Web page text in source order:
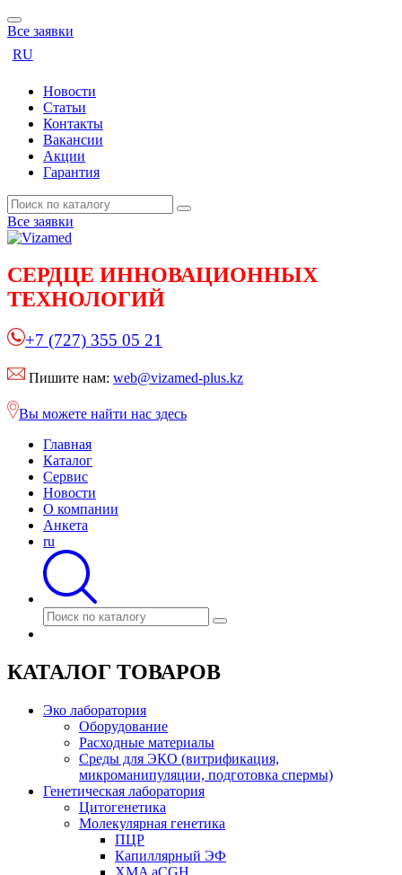
Все заявки
RU
Новости
Статьи
Контакты
Вакансии
Акции
Гарантия
Все заявки
СЕРДЦЕ ИННОВАЦИОННЫХ
ТЕХНОЛОГИЙ
+7 (727) 355 05 21
Пишите нам: web@vizamed-plus.kz
Вы можете найти нас здесь
Главная
Каталог
Сервис
Новости
О компании
Анкета
ru
КАТАЛОГ ТОВАРОВ
Эко лаборатория
Оборудование
Расходные материалы
Среды для ЭКО (витрификация,
микроманипуляции, подготовка спермы)
Генетическая лаборатория
Цитогенетика
Молекулярная генетика
ПЦР
Капиллярный ЭФ